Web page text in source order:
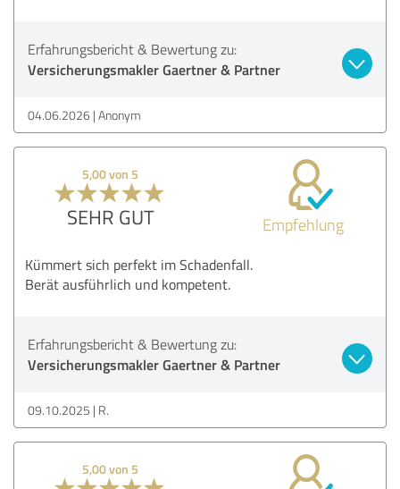
Erfahrungsbericht & Bewertung zu:
Versicherungsmakler Gaertner & Partner
04.06.2026 Anonym
5,00 von 5
SEHR GUT Empfehlung
Kümmert sich perfekt im Schadenfall.
Berät ausführlich und kompetent.
Erfahrungsbericht & Bewertung zu:
Versicherungsmakler Gaertner & Partner
09.10.2025 R.
5,00 von 5